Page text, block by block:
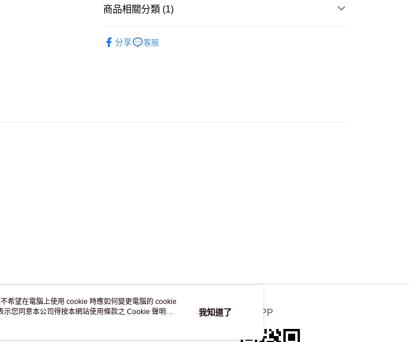
商品相關分類 (1)
分享
客服
客戶服務 官方APP
希望在電腦上使用 cookie 時應如何變更電腦的 cookie
示您同意本公司得按本網站使用條款之 Cookie 聲明使
我知道了